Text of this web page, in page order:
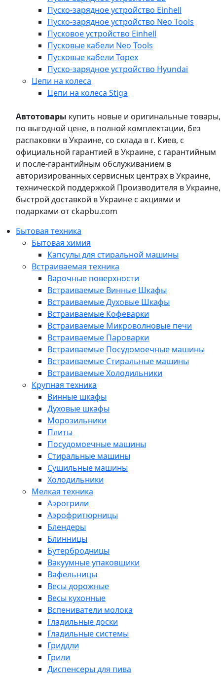
Пуско-зарядное устройство Einhell
Пуско-зарядное устройство Neo Tools
Пусковое устройство Einhell
Пусковые кабели Neo Tools
Пусковые кабели Topex
Пуско-зарядное устройство Hyundai
Цепи на колеса
Цепи на колеса Stiga
Автотовары купить новые и оригинальные товары,
по выгодной цене, в полной комплектации, без
распаковки в Украине, со склада в г. Киев, с
официальной гарантией в Украине, с гарантийным
и после-гарантийным обслуживанием в
авторизированных сервисных центрах в Украине,
технической поддержкой Производителя в Украине,
быстрой доставкой в Украине с акциями и
подарками от ckapbu.com
Бытовая техника
Бытовая химия
Капсулы для стиральной машины
Встраиваемая техника
Варочные поверхности
Встраиваемые Винные Шкафы
Встраиваемые Духовые Шкафы
Встраиваемые Кофеварки
Встраиваемые Микроволновые печи
Встраиваемые Пароварки
Встраиваемые Посудомоечные машины
Встраиваемые Стиральные машины
Встраиваемые Холодильники
Крупная техника
Винные шкафы
Духовые шкафы
Морозильники
Плиты
Посудомоечные машины
Стиральные машины
Сушильные машины
Холодильники
Мелкая техника
Аэрогрили
Аэрофритюрницы
Блендеры
Блинницы
Бутербродницы
Вакуумные упаковщики
Вафельницы
Весы дорожные
Весы кухонные
Вспениватели молока
Гладильные доски
Гладильные системы
Гриддли
Грили
Диспенсеры для пива